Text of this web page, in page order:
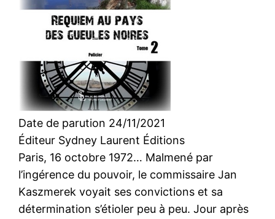
Date de parution 24/11/2021
Éditeur Sydney Laurent Éditions
Paris, 16 octobre 1972… Malmené par
l’ingérence du pouvoir, le commissaire Jan
Kaszmerek voyait ses convictions et sa
détermination s’étioler peu à peu. Jour après